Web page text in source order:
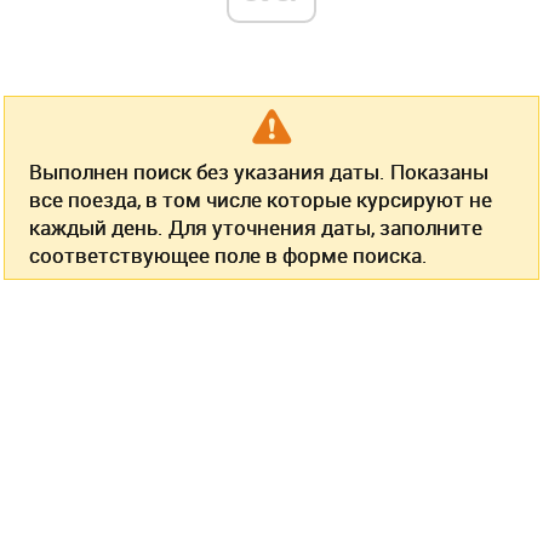
Выполнен поиск без указания даты. Показаны
все поезда, в том числе которые курсируют не
каждый день. Для уточнения даты, заполните
соответствующее поле в форме поиска.